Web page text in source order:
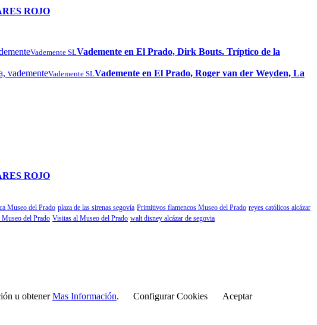
ROJO
Vademente SLVademente en El Prado, Dirk Bouts. Tríptico de la
Vademente SLVademente en El Prado, Roger van der Weyden, La
ROJO
Museo del Prado plaza de las sirenas segovía Primitivos flamencos Museo del Prado reyes católicos alcázar
Museo del Prado Visitas al Museo del Prado walt disney alcázar de segovia
u obtenerMas Información. Configurar Cookies
Aceptar